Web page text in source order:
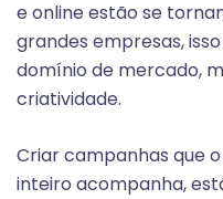
e online estão se
grandes empresas,
domínio de mercado,
criatividade.
Criar campanhas que
inteiro acompanha,